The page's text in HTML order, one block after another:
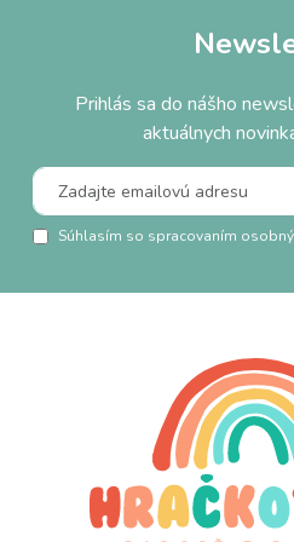
Prihlás sa do nášho
aktuálnych
Súhlasím so spracovaním